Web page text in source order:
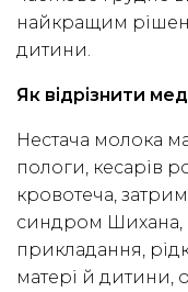
найкращим
дитини.
Як відрізнити
Нестача молока
пологи, кесарів
кровотеча,
синдром Шихана,
прикладання,
матері й дитини,